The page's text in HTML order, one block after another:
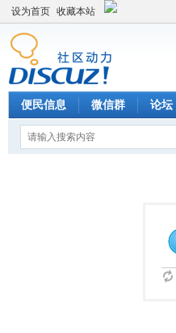
设为首页 收藏本站
便民信息 微信群 论坛